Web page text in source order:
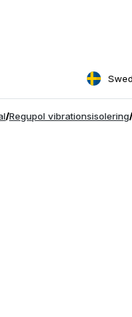
/Regupol vibrationsisolering/